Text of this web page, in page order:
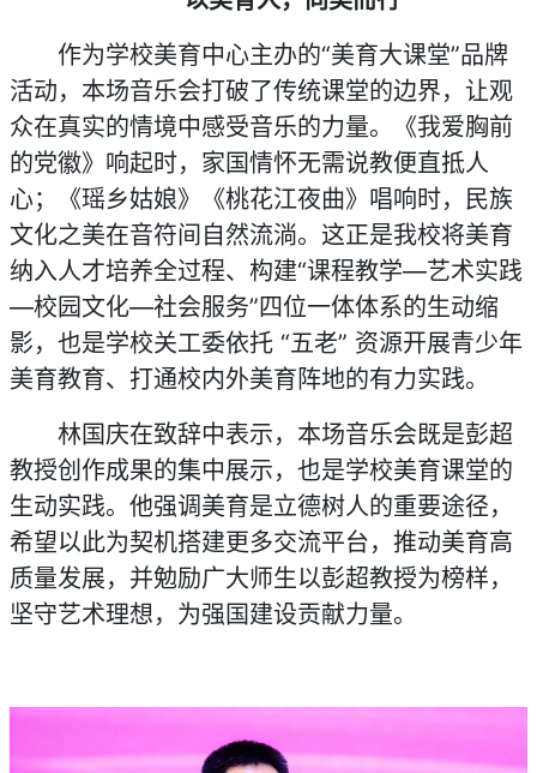
作为学校美育中心主办的“美育大课堂”品牌
活动，本场音乐会打破了传统课堂的边界，让观
众在真实的情境中感受音乐的力量。《我爱胸前
的党徽》响起时，家国情怀无需说教便直抵人
心；《瑶乡姑娘》《桃花江夜曲》唱响时，民族
文化之美在音符间自然流淌。这正是我校将美育
纳入人才培养全过程、构建“课程教学—艺术实践
—校园文化—社会服务”四位一体体系的生动缩
影，也是学校关工委依托 “五老” 资源开展青少年
美育教育、打通校内外美育阵地的有力实践。
林国庆在致辞中表示，本场音乐会既是彭超
教授创作成果的集中展示，也是学校美育课堂的
生动实践。他强调美育是立德树人的重要途径，
希望以此为契机搭建更多交流平台，推动美育高
质量发展，并勉励广大师生以彭超教授为榜样，
坚守艺术理想，为强国建设贡献力量。